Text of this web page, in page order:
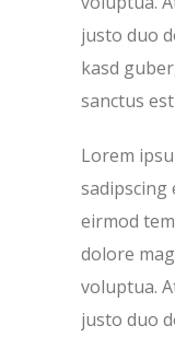
justo duo
kasd
sanctus
Lorem
sadipscing
eirmod
dolore
voluptua.
justo duo